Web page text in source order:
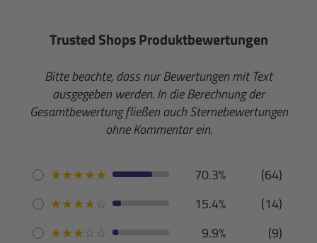
Trusted Shops Produktbewertungen
Bitte beachte, dass nur Bewertungen mit Text
ausgegeben werden. In die Berechnung der
Gesamtbewertung fließen auch Sternebewertungen
ohne Kommentar ein.
★★★★★ 70.3%
(64)
★★★★☆ 15.4%
(14)
★★★☆☆ 9.9%
(9)